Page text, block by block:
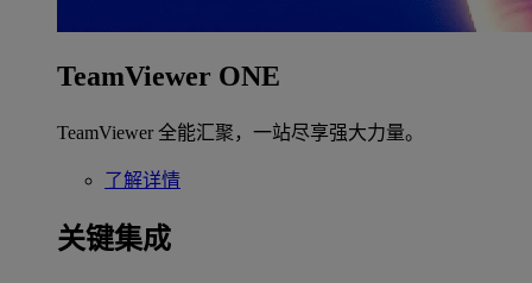
TeamViewer ONE
TeamViewer 全能汇聚，一站尽享强大力量。
了解详情
关键集成